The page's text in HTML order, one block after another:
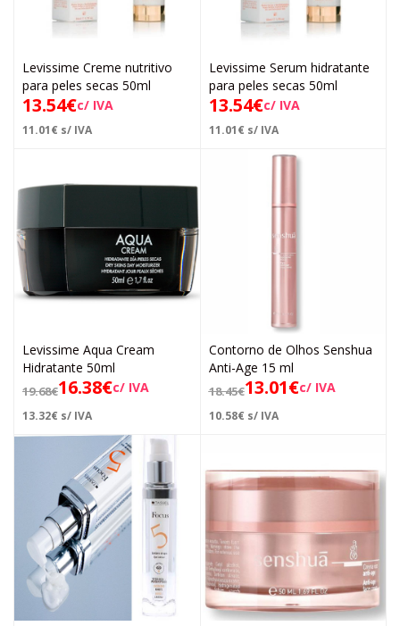
Levissime Creme nutritivo
para peles secas 50ml
13.54€c/ IVA
11.01€ s/ IVA
Levissime Serum hidratante
para peles secas 50ml
13.54€c/ IVA
11.01€ s/ IVA
Levissime Aqua Cream
Hidratante 50ml
19.68€16.38€c/ IVA
13.32€ s/ IVA
Contorno de Olhos Senshua
Anti-Age 15 ml
18.45€13.01€c/ IVA
10.58€ s/ IVA